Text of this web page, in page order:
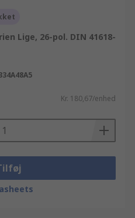
Lige, 26-pol. DIN 41618-
Kr. 180,67/enhed